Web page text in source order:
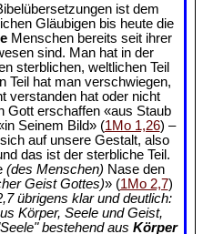
ist dem
Gläubigen bis heute die
Menschen bereits seit ihrer
sind. Man hat in der
sterblichen, weltlichen Teil
Teil hat man verschwiegen,
verstanden hat oder nicht
Gott erschaffen «aus Staub
Seinem Bild» (1Mo 1,26) –
auf unsere Gestalt, also
das ist der sterbliche Teil.
(des Menschen) Nase den
Geist Gottes)» (1Mo 2,7)
übrigens klar und deutlich:
Körper, Seele und Geist,
bestehend aus Körper